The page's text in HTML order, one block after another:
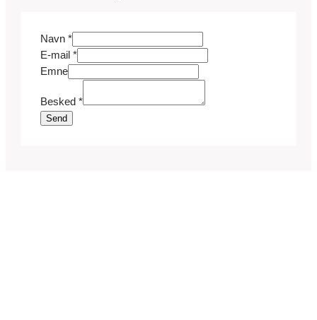
E
-
m
i
Navn*
E-mail*
Emne
Besked*
Send